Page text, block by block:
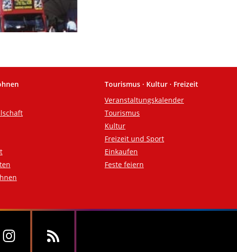
Tourismus · Kultur · Freizeit
Veranstaltungskalender
Tourismus
Kultur
Freizeit und Sport
Einkaufen
Feste feiern